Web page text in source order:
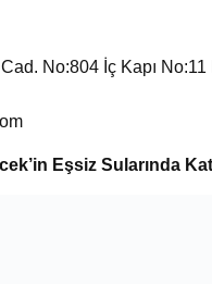
No:804 İç Kapı
Eşsiz Sularında